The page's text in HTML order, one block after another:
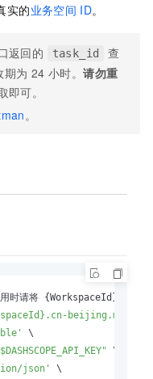
实的业务空间 ID。
返回的 task_id
查
期为 24 小时。请勿重
即可。
。
\
\
json'
\